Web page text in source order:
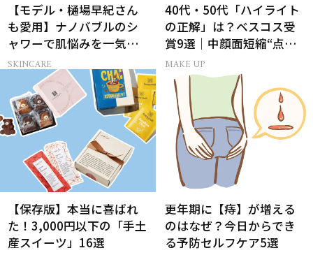
【モデル・樋場早紀さん
も愛用】ナノバブルのシ
ャワーで肌悩みを一気に
解決
SKINCARE
40代・50代「ハイライト
の正解」は？ベスコス受
賞9選｜中顔面短縮“点置
き”メイク法も
MAKE UP
【保存版】本当に喜ばれ
た！3,000円以下の「手土
産スイーツ」16選
更年期に【痔】が増える
のはなぜ？今日からでき
る予防セルフケア5選